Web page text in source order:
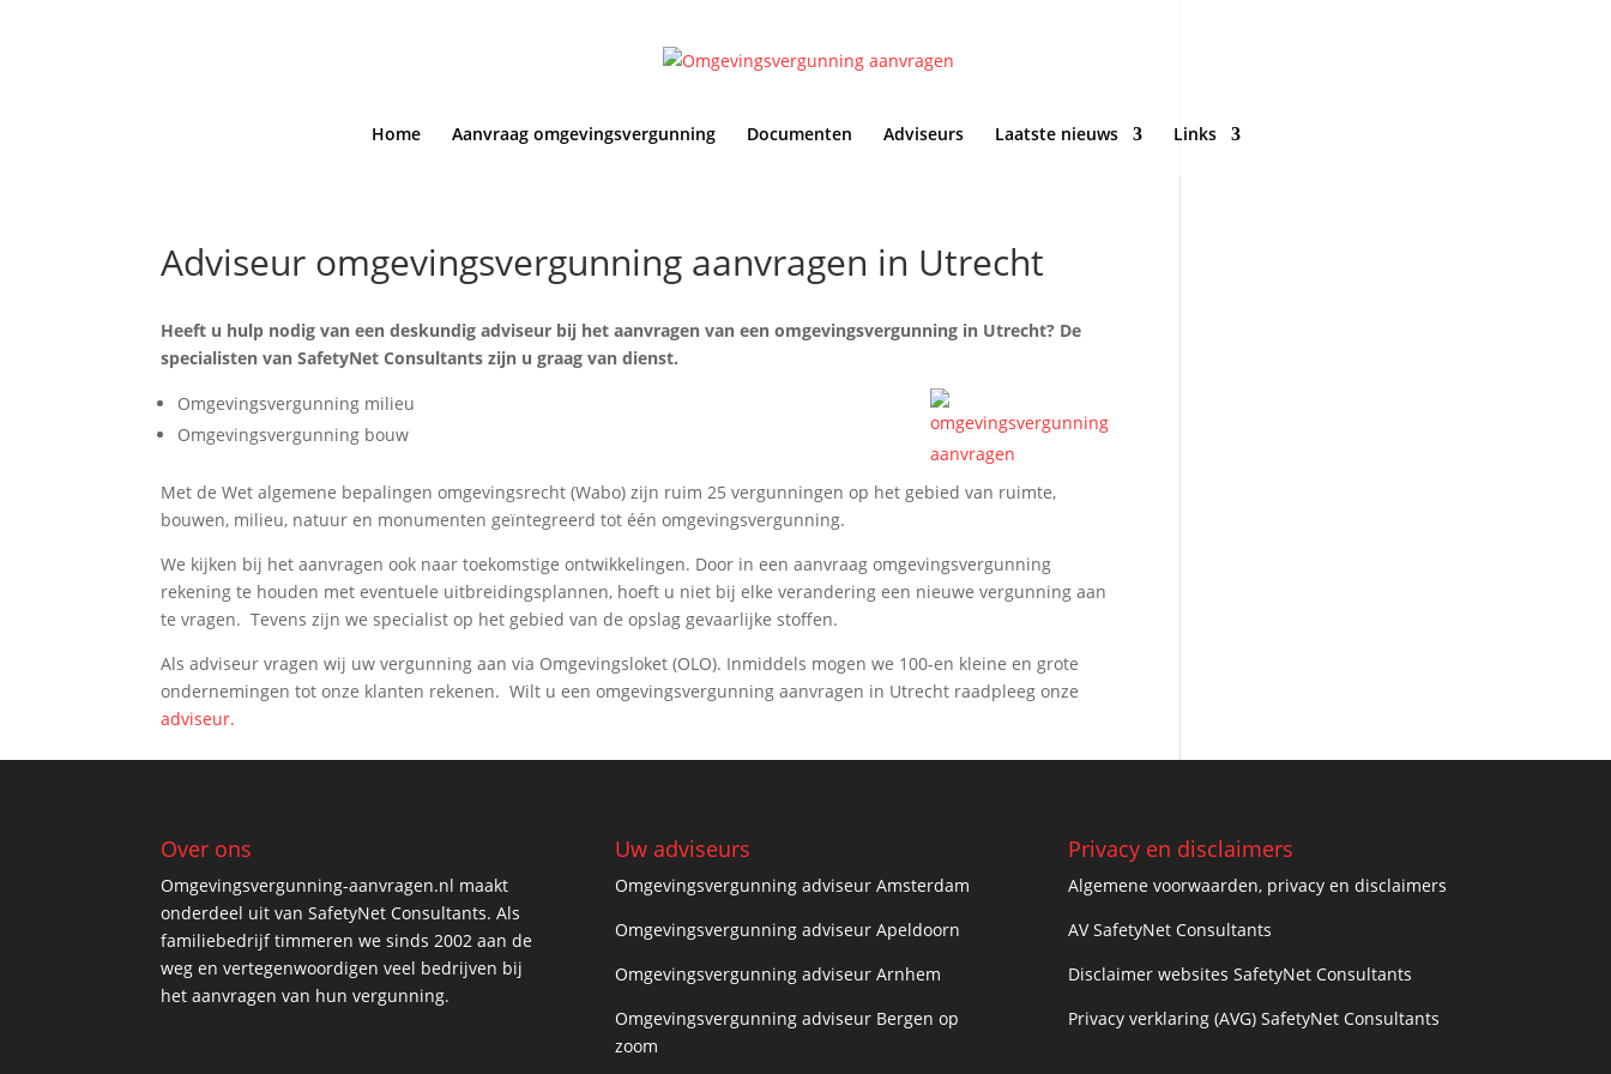
Home Aanvraag omgevingsvergunning Documenten Adviseurs Laatste nieuws Links
Adviseur omgevingsvergunning aanvragen in Utrecht
Heeft u hulp nodig van een deskundig adviseur bij het aanvragen van een omgevingsvergunning in Utrecht? De
specialisten van SafetyNet Consultants zijn u graag van dienst.
Omgevingsvergunning milieu
Omgevingsvergunning bouw
Met de Wet algemene bepalingen omgevingsrecht (Wabo) zijn ruim 25 vergunningen op het gebied van ruimte,
bouwen, milieu, natuur en monumenten geïntegreerd tot één omgevingsvergunning.
We kijken bij het aanvragen ook naar toekomstige ontwikkelingen. Door in een aanvraag omgevingsvergunning
rekening te houden met eventuele uitbreidingsplannen, hoeft u niet bij elke verandering een nieuwe vergunning aan
te vragen. Tevens zijn we specialist op het gebied van de opslag gevaarlijke stoffen.
Als adviseur vragen wij uw vergunning aan via Omgevingsloket (OLO). Inmiddels mogen we 100-en kleine en grote
ondernemingen tot onze klanten rekenen. Wilt u een omgevingsvergunning aanvragen in Utrecht raadpleeg onze
adviseur.
Over ons
Omgevingsvergunning-aanvragen.nl maakt
onderdeel uit van SafetyNet Consultants. Als
familiebedrijf timmeren we sinds 2002 aan de
weg en vertegenwoordigen veel bedrijven bij
het aanvragen van hun vergunning.
Uw adviseurs
Omgevingsvergunning adviseur Amsterdam
Omgevingsvergunning adviseur Apeldoorn
Omgevingsvergunning adviseur Arnhem
Omgevingsvergunning adviseur Bergen op
zoom
Privacy en disclaimers
Algemene voorwaarden, privacy en disclaimers
AV SafetyNet Consultants
Disclaimer websites SafetyNet Consultants
Privacy verklaring (AVG) SafetyNet Consultants